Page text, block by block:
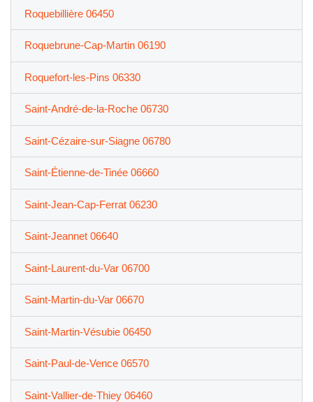
Roquebillière 06450
Roquebrune-Cap-Martin 06190
Roquefort-les-Pins 06330
Saint-André-de-la-Roche 06730
Saint-Cézaire-sur-Siagne 06780
Saint-Étienne-de-Tinée 06660
Saint-Jean-Cap-Ferrat 06230
Saint-Jeannet 06640
Saint-Laurent-du-Var 06700
Saint-Martin-du-Var 06670
Saint-Martin-Vésubie 06450
Saint-Paul-de-Vence 06570
Saint-Vallier-de-Thiey 06460